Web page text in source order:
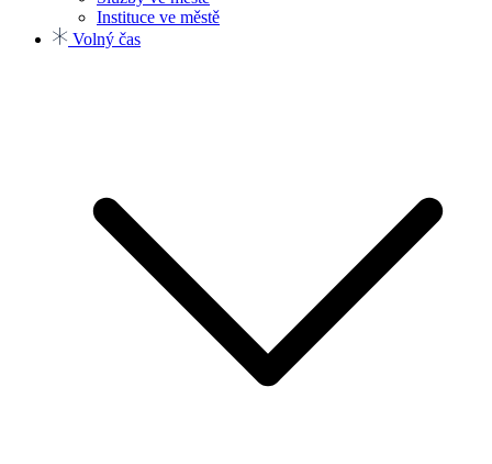
Instituce ve městě
Volný čas